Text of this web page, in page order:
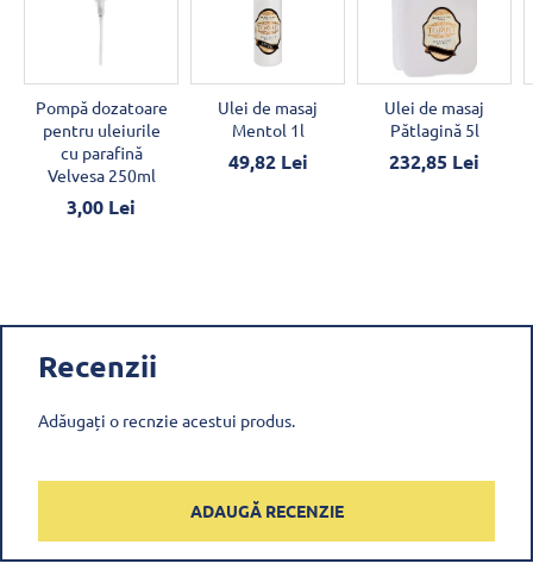
Pompă dozatoare
pentru uleiurile
cu parafină
Velvesa 250ml
3,00 Lei
Ulei de masaj
Mentol 1l
49,82 Lei
Ulei de masaj
Pătlagină 5l
232,85 Lei
Recenzii
Adăugați o recnzie acestui produs.
ADAUGĂ RECENZIE